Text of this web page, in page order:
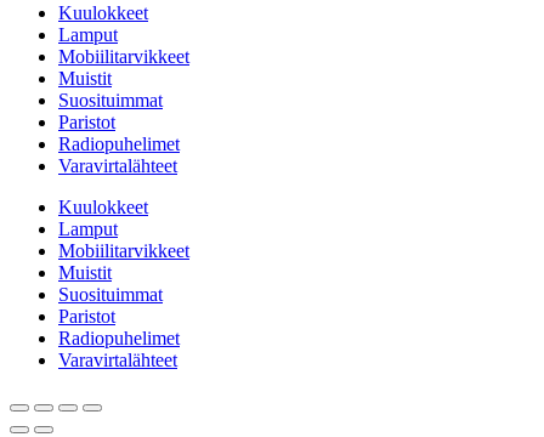
Kuulokkeet
Lamput
Mobiilitarvikkeet
Muistit
Suosituimmat
Paristot
Radiopuhelimet
Varavirtalähteet
Kuulokkeet
Lamput
Mobiilitarvikkeet
Muistit
Suosituimmat
Paristot
Radiopuhelimet
Varavirtalähteet